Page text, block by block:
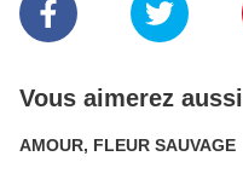
Vous aimerez aussi
AMOUR, FLEUR SAUVAGE